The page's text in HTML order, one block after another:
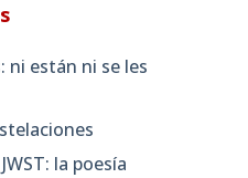
ni están ni se les
la poesía